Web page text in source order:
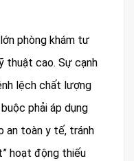
phòng khám tư
thuật cao. Sự cạnh
lệch chất lượng
phải áp dụng
an toàn y tế, tránh
hoạt động thiếu